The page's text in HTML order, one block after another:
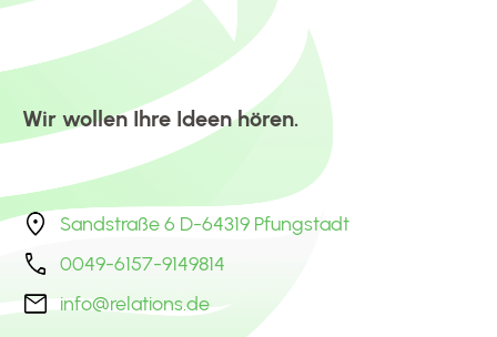
Wir wollen Ihre Ideen hören.
Sandstraße 6 D-64319 Pfungstadt
0049-6157-9149814
info@relations.de